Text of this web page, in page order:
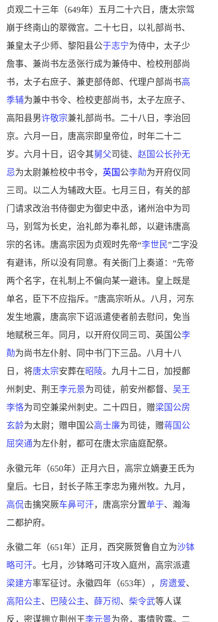
贞观二十三年（649年）五月二十六日，唐太宗驾
崩于终南山的翠微宫。二十七日，以礼部尚书、
兼皇太子少师、黎阳县公于志宁为侍中，太子少
詹事、兼尚书左丞张行成为兼侍中、检校刑部尚
书，太子右庶子、兼吏部侍郎、代理户部尚书高
季辅为兼中书令、检校吏部尚书，太子左庶子、
高阳县男许敬宗兼礼部尚书。二十八日，李治回
京。六月一日，唐高宗即皇帝位，时年二十二
岁。六月十日，诏令其舅父司徒、 赵国公长孙无
忌为太尉兼检校中书令， 英国 公李勣为开府仪同
三司。以二人为辅政大臣。七月三日，有关的部
门请求改治书侍御史为御史中丞，诸州治中为司
马，别驾为长史，治礼郎为奉礼郎，以避讳唐高
宗的名讳。唐高宗因为 贞观时先帝“李世民”二字没
有避讳，所以没有同意。有关衙门上奏道：“先帝
两个名字，在礼制上不偏向某一避讳。皇上既是
单名，臣下不应指斥。”唐高宗听从。八月，河东
发生地震，唐高宗下诏派遣使者前去慰问，免当
地赋税三年。同月，以开府仪同三司、英国公李
勣为尚书左仆射、同中书门下三品。八月十八
日，将唐太宗安葬在昭陵。九月十二日，加授鄜
州刺史、荆王李元景为司徒，前安州都督、 吴王
李恪为司空兼梁州刺史。二十四日，赠梁国公房
玄龄为太尉；赠申国公高士廉为司徒，赠蒋国公
屈突通为左仆射，都可在唐太宗庙庭配祭。
永徽元年（650年）正月六日，高宗立嫡妻王氏为
皇后。七日，封长子陈王李忠为雍州牧。九月，
高侃击擒突厥车鼻可汗，唐高宗分置单于、瀚海
二都护府。
永徽二年（651年）正月，西突厥贺鲁自立为沙钵
略可汗。七月，沙钵略可汗攻入庭州，高宗派遣
梁建方率军征讨。永徽四年（653年）， 房遗爱、
高阳公主、 巴陵公主、 薛万彻、柴令武等人谋
反，密谋拥立荆州王李元景为帝，事情败露。二